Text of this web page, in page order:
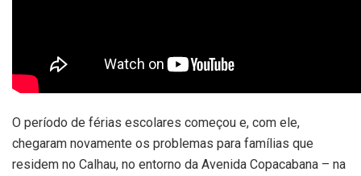
O período de férias escolares começou e, com ele,
chegaram novamente os problemas para famílias que
residem no Calhau, no entorno da Avenida Copacabana – na